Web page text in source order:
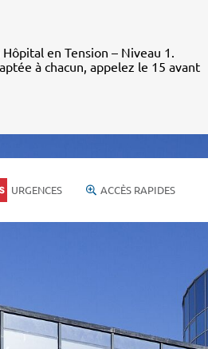
en Tension – Niveau 1.
à chacun, appelez le 15 avant
URGENCES ACCÈS RAPIDES